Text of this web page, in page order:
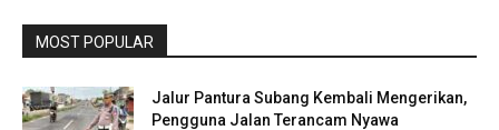
MOST POPULAR
Jalur Pantura Subang Kembali Mengerikan,
Pengguna Jalan Terancam Nyawa